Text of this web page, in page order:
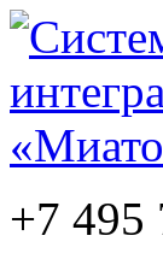
+7 495